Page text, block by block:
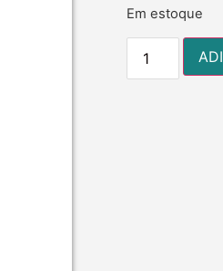
Em estoque